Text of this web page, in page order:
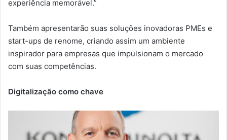
experiência memorável.”
Também apresentarão suas soluções inovadoras PMEs e
start-ups de renome, criando assim um ambiente
inspirador para empresas que impulsionam o mercado
com suas competências.
Digitalização como chave